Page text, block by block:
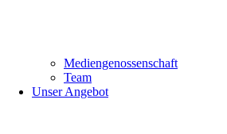
Mediengenossenschaft
Team
Unser Angebot